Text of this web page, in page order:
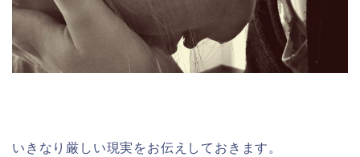
いきなり厳しい現実をお伝えしておきます。